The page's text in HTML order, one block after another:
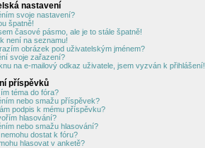
nastavení
svoje nastavení?
špatně!
časové pásmo, ale je to stále špatně!
není na seznamu!
obrázek pod uživatelským jménem?
svoje zařazení?
na e-mailový odkaz uživatele, jsem vyzván k přihlášení!
příspěvků
téma do fóra?
nebo smažu příspěvek?
podpis k mému příspěvku?
hlasování?
nebo smažu hlasování?
dostat k fóru?
hlasovat v anketě?